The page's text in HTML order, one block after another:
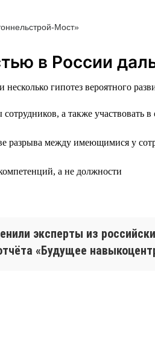
Мост»
в России
гипотез вероятного
а также
разрыва между имеющимися у
а не должности
эксперты из
«Будущее